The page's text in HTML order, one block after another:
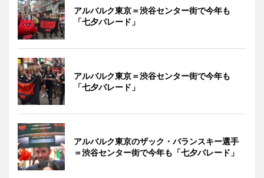
アルバルク東京＝渋谷センター街で今年も
「七夕パレード」
アルバルク東京＝渋谷センター街で今年も
「七夕パレード」
アルバルク東京のザック・バランスキー選手
＝渋谷センター街で今年も「七夕パレード」